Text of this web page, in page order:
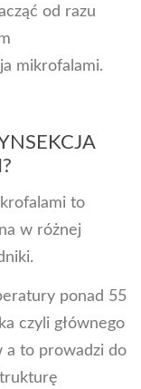
od razu
mikrofalami.
to
w różnej
ponad 55
czyli głównego
a to prowadzi do